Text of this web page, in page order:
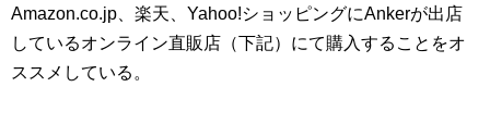
Amazon.co.jp、楽天、Yahoo!ショッピングにAnkerが出店
しているオンライン直販店（下記）にて購入することをオ
ススメしている。